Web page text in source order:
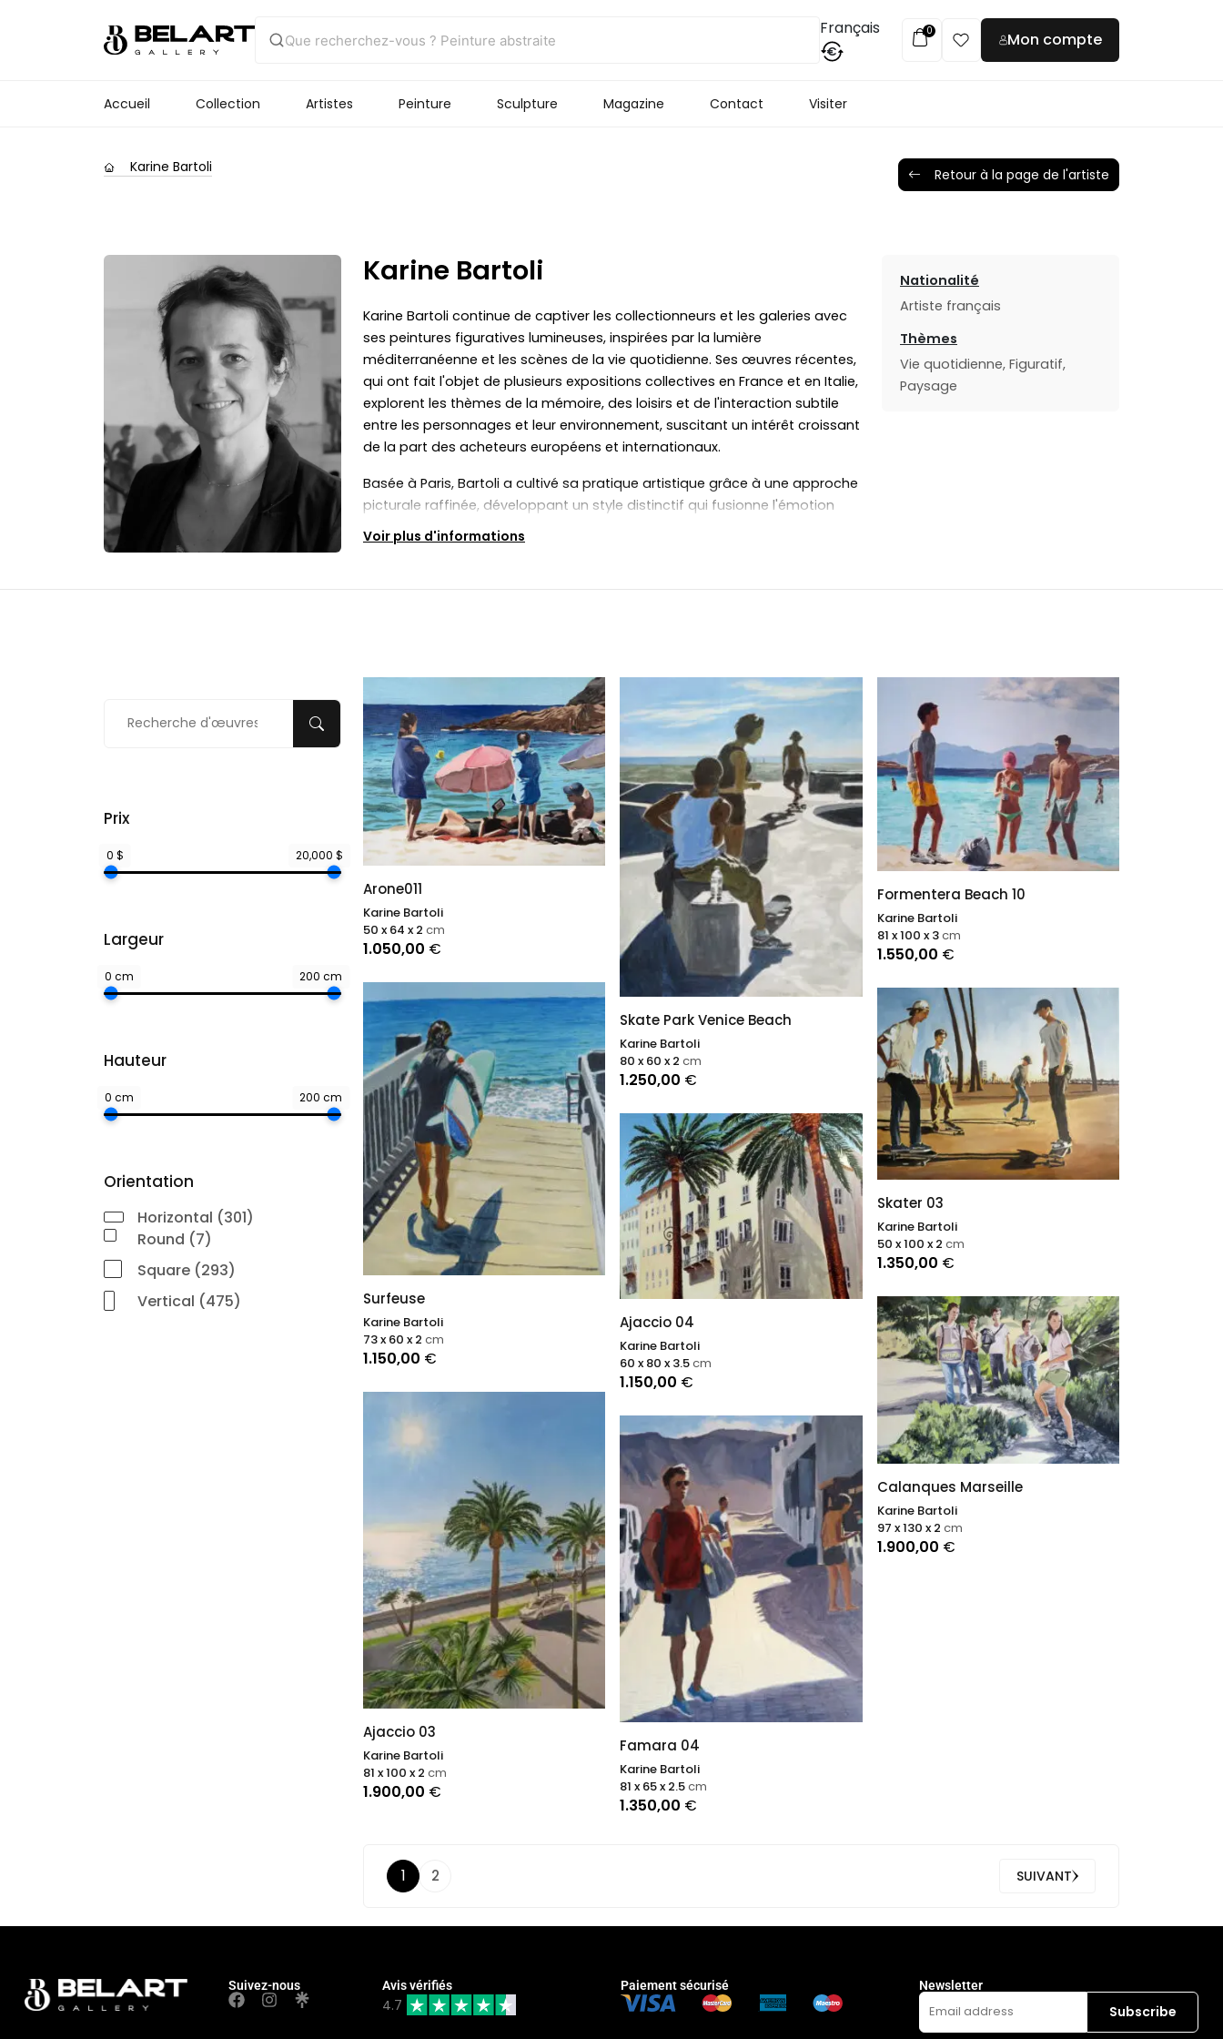
Français
€
0 Mon compte
Accueil Collection Artistes Peinture Sculpture Magazine Contact Visiter
Karine Bartoli Retour à la page de l'artiste
Karine Bartoli
Karine Bartoli continue de captiver les collectionneurs et les galeries avec
ses peintures figuratives lumineuses, inspirées par la lumière
méditerranéenne et les scènes de la vie quotidienne. Ses œuvres récentes,
qui ont fait l'objet de plusieurs expositions collectives en France et en Italie,
explorent les thèmes de la mémoire, des loisirs et de l'interaction subtile
entre les personnages et leur environnement, suscitant un intérêt croissant
de la part des acheteurs européens et internationaux.
Basée à Paris, Bartoli a cultivé sa pratique artistique grâce à une approche
picturale raffinée, développant un style distinctif qui fusionne l'émotion
universelle et le souvenir personnel. Ses compositions dépeignent souvent
des scènes de plage sereines, des moments intimes et les relations
contemporaine.
par des photographies qu'elle transforme en peintures texturées et
méditatives. À l'ère de l'imagerie numérique instantanée, son engagement
envers la peinture figurative offre une perspective plus lente, plus
introspective et profondément authentique.
Le travail de Karine Bartoli trouve un écho auprès des collectionneurs à la
recherche d'un art visuellement apaisant, émotionnellement sincère et
ancré dans la mémoire et le lieu. Sa reconnaissance croissante sur la
scène internationale affirme sa position en tant que voix incontournable
de la peinture figurative contemporaine.
Voir plus d'informations
Nationalité
Artiste français
Thèmes
Vie quotidienne, Figuratif,
Paysage
Prix
0 $ 20,000 $
Largeur
0 cm 200 cm
Hauteur
0 cm 200 cm
Orientation
Horizontal (301)
Round (7)
Square (293)
Vertical (475)
Arone011
Karine Bartoli
1.050,00 €
50 x 64 x 2 cm
Surfeuse
Karine Bartoli
1.150,00 €
73 x 60 x 2 cm
Ajaccio 03
Karine Bartoli
1.900,00 €
81 x 100 x 2 cm
Skate Park Venice Beach
Karine Bartoli
1.250,00 €
80 x 60 x 2cm
Ajaccio 04
Karine Bartoli
1.150,00 €
60 x 80 x 3.5cm
Famara 04
Karine Bartoli
1.350,00 €
81 x 65 x 2.5cm
Formentera Beach 10
Karine Bartoli
1.550,00 €
81 x 100 x 3cm
Skater 03
Karine Bartoli
1.350,00 €
50 x 100 x 2 cm
Calanques Marseille
Karine Bartoli
1.900,00 €
97 x 130 x 2 cm
1 2 SUIVANT
Suivez-nous Avis vérifiés
4.7
Paiement sécurisé Newsletter